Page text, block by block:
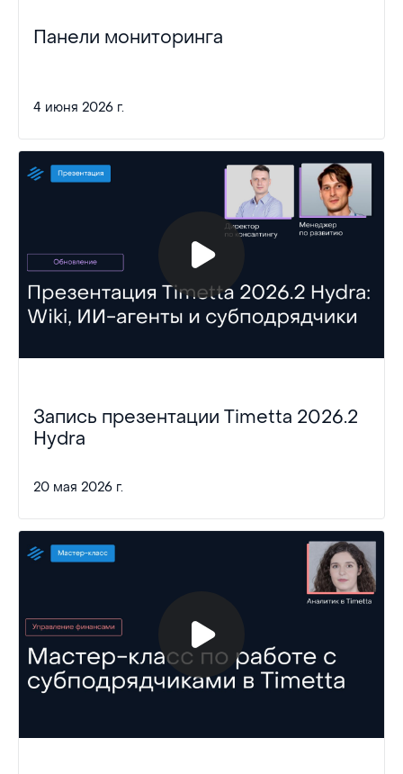
Панели мониторинга
4 июня 2026 г.
Запись презентации Timetta 2026.2
Hydra
20 мая 2026 г.